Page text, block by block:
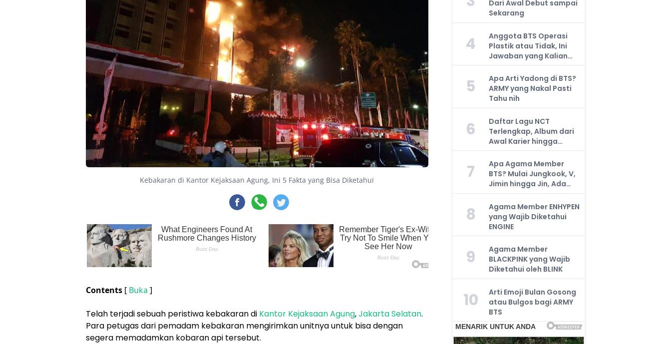
Kebakaran di Kantor Kejaksaan Agung, Ini 5 Fakta yang Bisa Diketahui
Contents [ Buka ]
Telah terjadi sebuah peristiwa kebakaran di Kantor Kejaksaan Agung,Jakarta Selatan.
Para petugas dari pemadam kebakaran mengirimkan unitnya untuk bisa dengan
segera memadamkan kobaran api tersebut.
Dari Awal Debut sampai
Sekarang
4
Anggota BTS Operasi
Plastik atau Tidak, Ini
Jawaban yang Kalian
Cari
5
Apa Arti Yadong di BTS?
ARMY yang Nakal Pasti
Tahu nih
6
Daftar Lagu NCT
Terlengkap, Album dari
Awal Karier hingga
Sekarang
7
Apa Agama Member
BTS? Mulai Jungkook, V,
Jimin hingga Jin, Ada
yang Atheis
8
Agama Member ENHYPEN
yang Wajib Diketahui
ENGINE
9
Agama Member
BLACKPINK yang Wajib
Diketahui oleh BLINK
10
Arti Emoji Bulan Gosong
atau Bulgos bagi ARMY
BTS